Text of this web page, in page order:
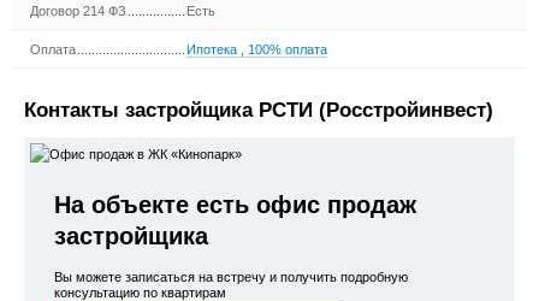
Договор 214 ФЗ Есть
Оплата Ипотека 100% оплата
Контакты застройщика РСТИ (Росстройинвест)
На объекте есть офис продаж
застройщика
Вы можете записаться на встречу и получить подробную
консультацию по квартирам